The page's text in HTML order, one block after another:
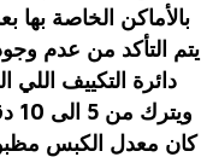
بالأماكن الخاصة
يتم التأكد من عدم
دائرة التكييف
كان معدل الكبس